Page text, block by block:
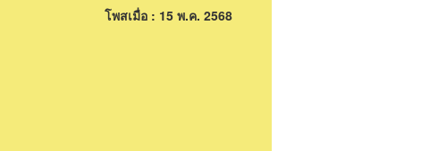
โพสเมื่อ : 15 พ.ค. 2568